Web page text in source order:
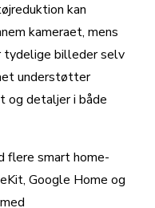
kan
kameraet, mens
tydelige billeder selv
understøtter
og detaljer i både
flere smart home-
Google Home og